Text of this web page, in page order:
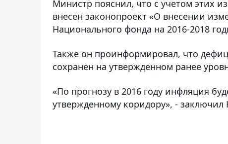
Министр пояснил, что с учетом этих
внесен законопроект «О внесении
Национального фонда на 2016-2018
Также он проинформировал, что
сохранен на утвержденном ранее
«По прогнозу в 2016 году инфляция
утвержденному коридору», -